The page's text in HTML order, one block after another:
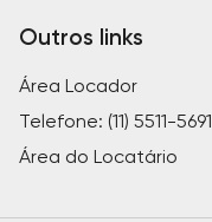
Outros links
Área Locador
Telefone: (11) 5511-5691
Área do Locatário